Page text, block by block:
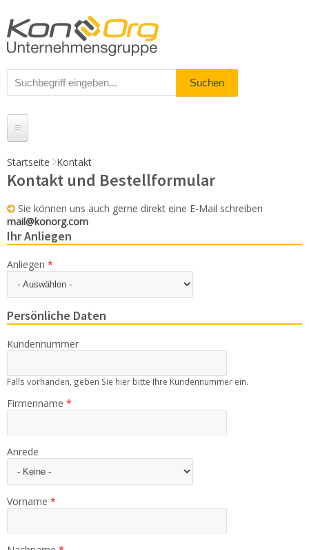
Produkte
Messestände
% Angebote
Kundenservice
Daten-Upload
Kontakt
Startseite Kontakt
Kontakt und Bestellformular
Sie können uns auch gerne direkt eine E-Mail schreiben
mail@konorg.com
Ihr Anliegen
Anliegen *
Persönliche Daten
Kundennummer
Falls vorhanden, geben Sie hier bitte Ihre Kundennummer ein.
Firmenname *
Anrede
Vorname *